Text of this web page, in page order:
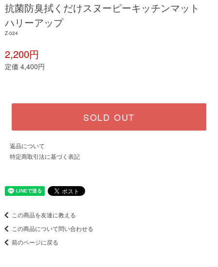
抗菌防臭拭くだけスヌーピーキッチンマット
ハリーアップ
Z-024
2,200円
定価 4,400円
SOLD OUT
返品について
特定商取引法に基づく表記
この商品を友達に教える
この商品について問い合わせる
前のページに戻る